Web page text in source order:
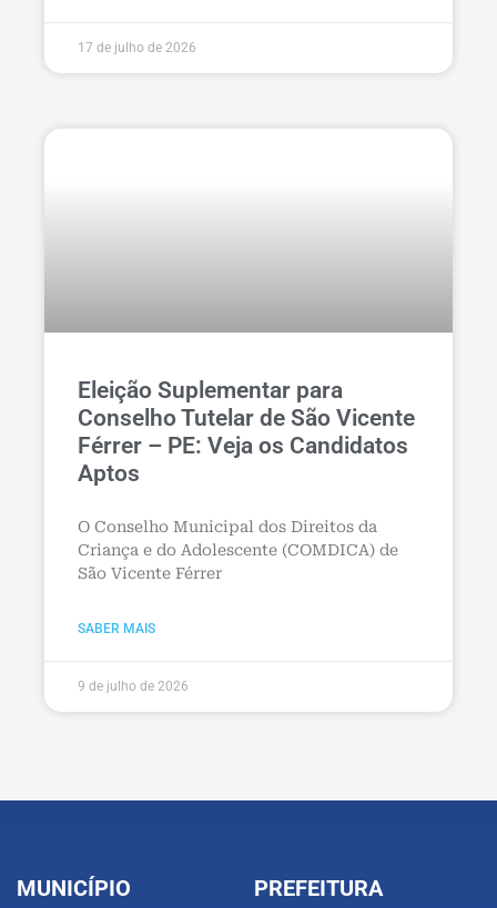
17 de julho de 2026
Eleição Suplementar para
Conselho Tutelar de São Vicente
Férrer – PE: Veja os Candidatos
Aptos
O Conselho Municipal dos Direitos da
Criança e do Adolescente (COMDICA) de
São Vicente Férrer
SABER MAIS
9 de julho de 2026
MUNICÍPIO PREFEITURA